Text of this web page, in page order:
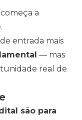
a
entrada mais
— mas
real de
são para